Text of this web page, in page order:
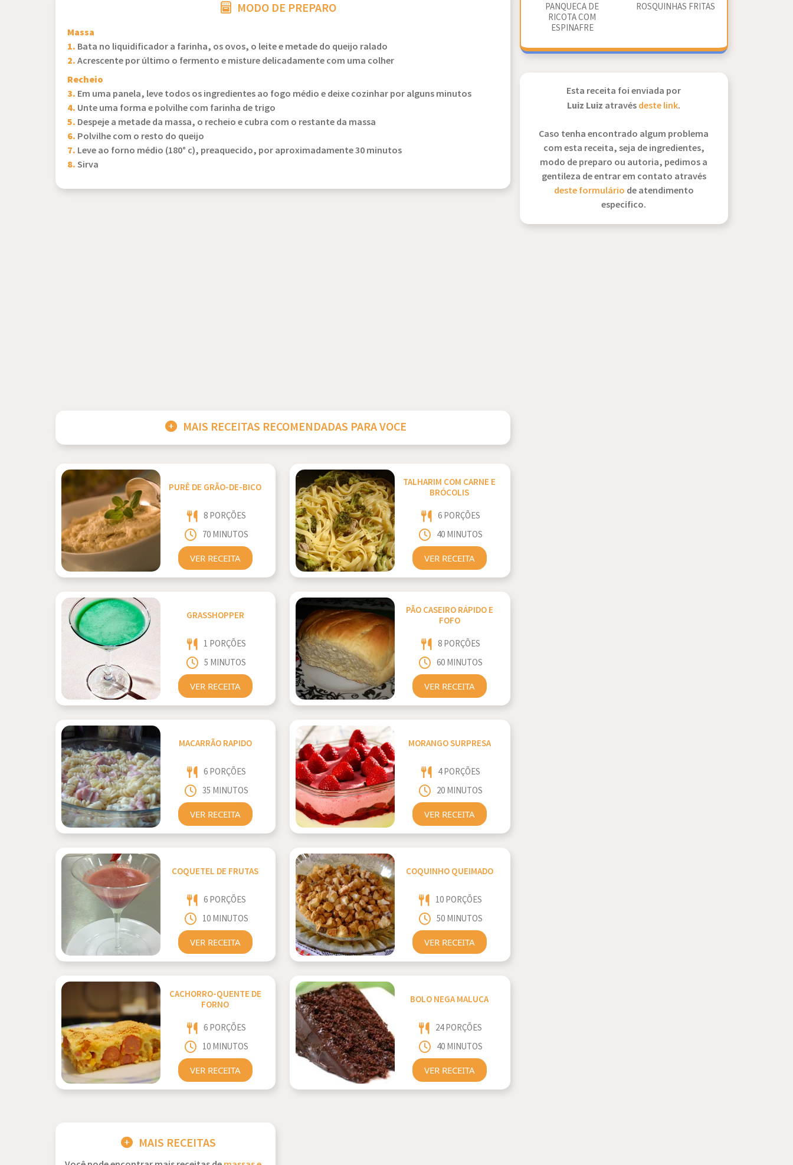
MODO DE PREPARO
Massa
1. Bata no liquidificador a farinha, os ovos, o leite e metade do queijo ralado
2.Acrescente por último o fermento e misture delicadamente com uma colher
Recheio
3. Em uma panela, leve todos os ingredientes ao fogo médio e deixe cozinhar por alguns minutos
4. Unte uma forma e polvilhe com farinha de trigo
5. Despeje a metade da massa, o recheio e cubra com o restante da massa
6. Polvilhe com o resto do queijo
7. Leve ao forno médio (180° c), preaquecido, por aproximadamente 30 minutos
8.Sirva
MAIS RECEITAS RECOMENDADAS PARA VOCE
PURÊ DE GRÃO-DE-BICO
8 PORÇÕES
70 MINUTOS
VER RECEITA
TALHARIM COM CARNE E
BRÓCOLIS
6 PORÇÕES
40 MINUTOS
VER RECEITA
GRASSHOPPER
1 PORÇÕES
5 MINUTOS
VER RECEITA
PÃO CASEIRO RÁPIDO E
FOFO
8 PORÇÕES
60 MINUTOS
VER RECEITA
MACARRÃO RAPIDO
6 PORÇÕES
35 MINUTOS
VER RECEITA
MORANGO SURPRESA
4 PORÇÕES
20 MINUTOS
VER RECEITA
COQUETEL DE FRUTAS
6 PORÇÕES
10 MINUTOS
VER RECEITA
COQUINHO QUEIMADO
10 PORÇÕES
50 MINUTOS
VER RECEITA
CACHORRO-QUENTE DE
FORNO
6 PORÇÕES
10 MINUTOS
VER RECEITA
BOLO NEGA MALUCA
24 PORÇÕES
40 MINUTOS
VER RECEITA
MAIS RECEITAS
PANQUECA DE
RICOTA COM
ESPINAFRE
ROSQUINHAS FRITAS
Esta receita foi enviada por
Luiz Luiz atravésdeste link.
Caso tenha encontrado algum problema
com esta receita, seja de ingredientes,
modo de preparo ou autoria, pedimos a
gentileza de entrar em contato através
deste formulário de atendimento
específico.